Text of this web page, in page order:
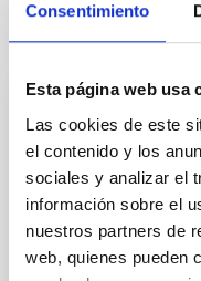
Consentimiento
Esta página web usa
Las cookies de este
el contenido y los
sociales y analizar el
información sobre el
nuestros partners de
web, quienes pueden
Te puede
CON ÁRBITRO
Magnetic Field
Cores in the
Core Scales
In a magnetically
we expect to see